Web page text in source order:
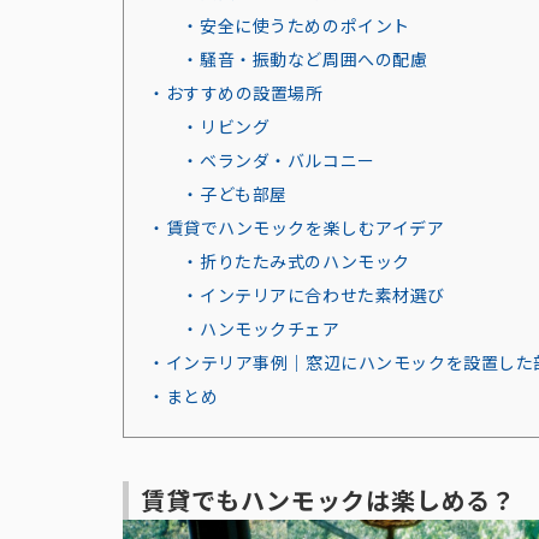
・安全に使うためのポイント
・騒音・振動など周囲への配慮
・おすすめの設置場所
・リビング
・ベランダ・バルコニー
・子ども部屋
・賃貸でハンモックを楽しむアイデア
・折りたたみ式のハンモック
・インテリアに合わせた素材選び
・ハンモックチェア
・インテリア事例｜窓辺にハンモックを設置した
・まとめ
賃貸でもハンモックは楽しめる？